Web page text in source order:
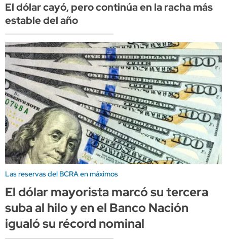
El dólar cayó, pero continúa en la racha más
estable del año
Las reservas del BCRA en máximos
El dólar mayorista marcó su tercera
suba al hilo y en el Banco Nación
igualó su récord nominal